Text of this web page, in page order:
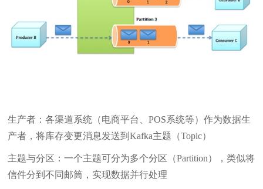
生产者：各渠道系统（电商平台、POS系统等）作为数据生
产者，将库存变更消息发送到Kafka主题（Topic）
主题与分区：一个主题可分为多个分区（Partition），类似将
信件分到不同邮筒，实现数据并行处理